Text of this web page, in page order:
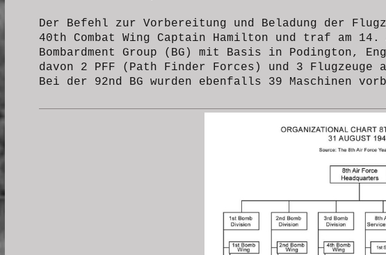
Der Befehl zur Vorbereitung und Beladung der
40th Combat Wing Captain Hamilton und traf am
Bombardment Group (BG) mit Basis in Podington,
davon 2 PFF (Path Finder Forces) und 3
Bei der 92nd BG wurden ebenfalls 39 Maschinen